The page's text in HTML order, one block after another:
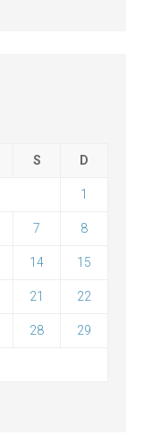
S D
1
7 8
14 15
21 22
28 29